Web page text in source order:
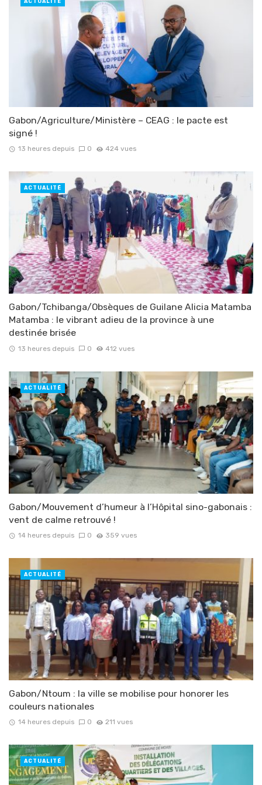
Gabon/Agriculture/Ministère – CEAG : le pacte est
signé !
13 heures depuis 0 424 vues
ACTUALITÉ
Gabon/Tchibanga/Obsèques de Guilane Alicia Matamba
Matamba : le vibrant adieu de la province à une
destinée brisée
13 heures depuis 0 412 vues
ACTUALITÉ
Gabon/Mouvement d’humeur à l’Hôpital sino-gabonais :
vent de calme retrouvé !
14 heures depuis 0 359 vues
ACTUALITÉ
Gabon/Ntoum : la ville se mobilise pour honorer les
couleurs nationales
14 heures depuis 0 211 vues
ACTUALITÉ
ACTUALITÉ